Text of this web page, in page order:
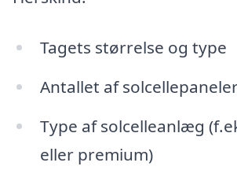
Tagets størrelse og type
Antallet af
Type af solcelleanlæg
eller premium)